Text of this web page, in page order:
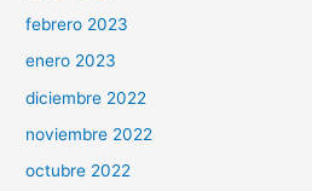
febrero 2023
enero 2023
diciembre 2022
noviembre 2022
octubre 2022